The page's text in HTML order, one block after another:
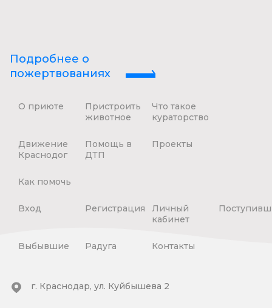
Подробнее о
пожертвованиях
О приюте
Пристроить
животное
Что такое
кураторство
Движение
Краснодог
Помощь в
ДТП
Проекты
Как помочь
Вход Регистрация
Личный
кабинет
Выбывшие Радуга Контакты
г. Краснодар, ул. Куйбышева 2